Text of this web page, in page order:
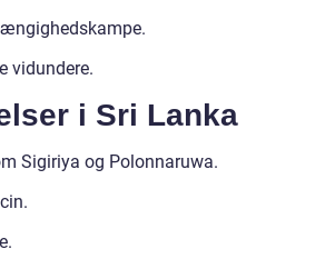
vidundere.
i Sri Lanka
Sigiriya og Polonnaruwa.